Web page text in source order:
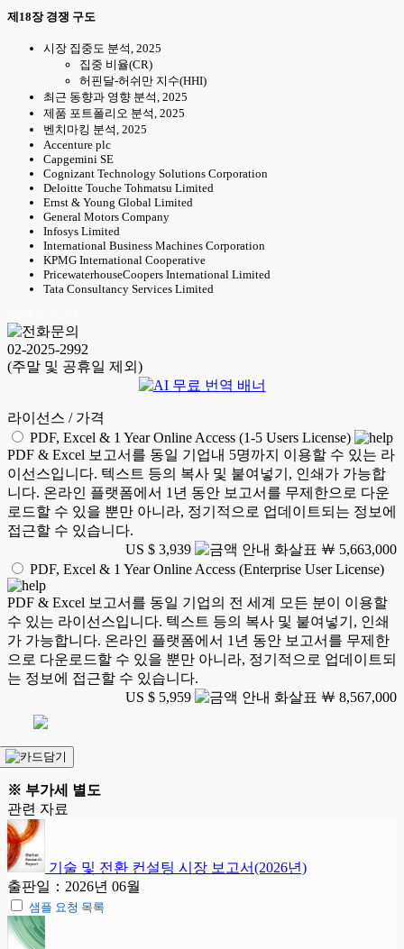
제18장 경쟁 구도
시장 집중도 분석, 2025
집중 비율(CR)
허핀달-허쉬만 지수(HHI)
최근 동향과 영향 분석, 2025
제품 포트폴리오 분석, 2025
벤치마킹 분석, 2025
Accenture plc
Capgemini SE
Cognizant Technology Solutions Corporation
Deloitte Touche Tohmatsu Limited
Ernst & Young Global Limited
General Motors Company
Infosys Limited
International Business Machines Corporation
KPMG International Cooperative
PricewaterhouseCoopers International Limited
Tata Consultancy Services Limited
02-2025-2992
(주말 및 공휴일 제외)
라이선스 / 가격
PDF, Excel & 1 Year Online Access (1-5 Users License)
PDF & Excel 보고서를 동일 기업내 5명까지 이용할 수 있는 라
이선스입니다. 텍스트 등의 복사 및 붙여넣기, 인쇄가 가능합
니다. 온라인 플랫폼에서 1년 동안 보고서를 무제한으로 다운
로드할 수 있을 뿐만 아니라, 정기적으로 업데이트되는 정보에
접근할 수 있습니다.
US $ 3,939
￦ 5,663,000
PDF, Excel & 1 Year Online Access (Enterprise User License)
PDF & Excel 보고서를 동일 기업의 전 세계 모든 분이 이용할
수 있는 라이선스입니다. 텍스트 등의 복사 및 붙여넣기, 인쇄
가 가능합니다. 온라인 플랫폼에서 1년 동안 보고서를 무제한
으로 다운로드할 수 있을 뿐만 아니라, 정기적으로 업데이트되
는 정보에 접근할 수 있습니다.
US $ 5,959
￦ 8,567,000
※ 부가세 별도
관련 자료
기술 및 전환 컨설팅 시장 보고서(2026년)
출판일：2026년 06월
샘플 요청 목록